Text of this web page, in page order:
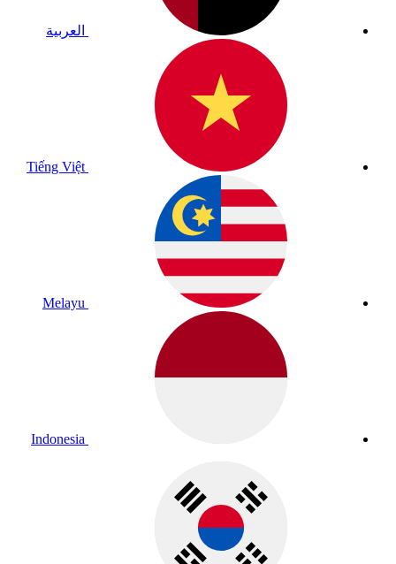
العربية
Tiếng Việt
Melayu
Indonesia